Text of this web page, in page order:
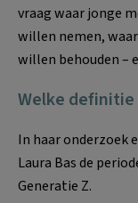
vraag waar jonge
willen nemen,
willen behouden –
Welke definitie
In haar onderzoek
Laura Bas de
Generatie Z.